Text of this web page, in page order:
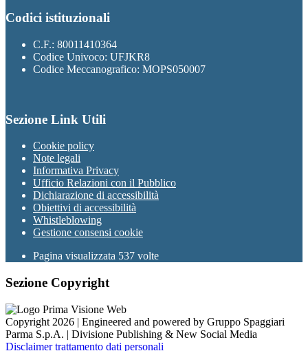
Codici istituzionali
C.F.: 80011410364
Codice Univoco: UFJKR8
Codice Meccanografico: MOPS050007
Sezione Link Utili
Cookie policy
Note legali
Informativa Privacy
Ufficio Relazioni con il Pubblico
Dichiarazione di accessibilità
Obiettivi di accessibilità
Whistleblowing
Gestione consensi cookie
Pagina visualizzata 537 volte
Sezione Copyright
Copyright 2026 | Engineered and powered by Gruppo Spaggiari
Parma S.p.A. | Divisione Publishing & New Social Media
Disclaimer trattamento dati personali